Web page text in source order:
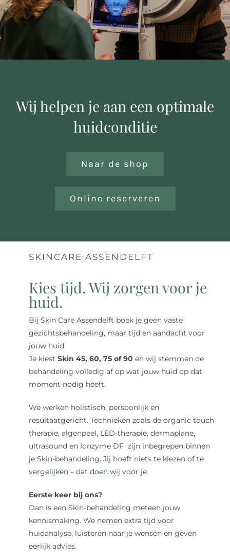
Over ons
Reviews
Laat je inspireren
Contact
Wij helpen je aan een optimale
huidconditie
Naar de shop
Online reserveren
SKINCARE ASSENDELFT
Kies tijd. Wij zorgen voor je
huid.
Bij Skin Care Assendelft boek je geen vaste
gezichtsbehandeling, maar tijd en aandacht voor
jouw huid.
Je kiest Skin 45, 60, 75 of 90 en wij stemmen de
behandeling volledig af op wat jouw huid op dat
moment nodig heeft.
We werken holistisch, persoonlijk en
resultaatgericht. Technieken zoals de organic touch
therapie, algenpeel, LED-therapie, dermaplane,
ultrasound en Ionzyme DF zijn inbegrepen binnen
je Skin-behandeling. Jij hoeft niets te kiezen of te
vergelijken – dat doen wij voor je.
Eerste keer bij ons?
Dan is een Skin-behandeling meteen jouw
kennismaking. We nemen extra tijd voor
huidanalyse, luisteren naar je wensen en geven
eerlijk advies.